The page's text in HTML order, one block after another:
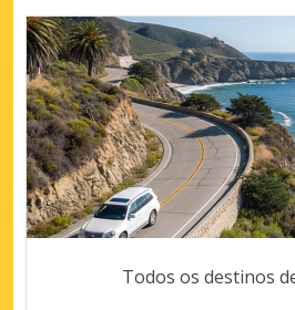
Todos os destinos